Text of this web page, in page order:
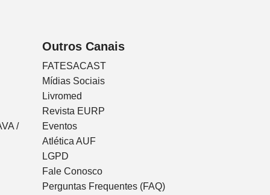
/
Outros Canais
FATESACAST
Mídias Sociais
Livromed
Revista EURP
Eventos
Atlética AUF
LGPD
Fale Conosco
Perguntas Frequentes (FAQ)